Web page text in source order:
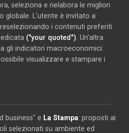
seleziona e rielabora le migliori
globale. L'utente è invitato a
i contenuti preferiti
("your quoted") . Un'altra
gli indicatori macroeconomici:
visualizzare e stampare i
business" e La Stampa: proposti ai
selezionati su ambiente ed